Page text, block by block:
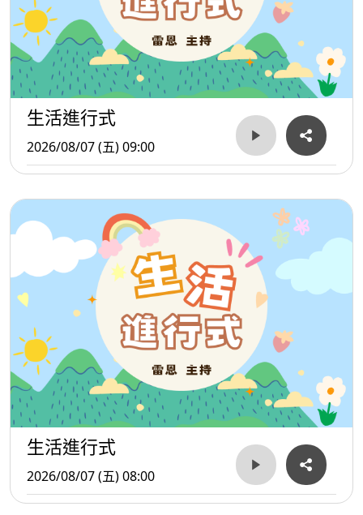
生活進行式
2026/08/07 (五) 09:00
生活進行式
2026/08/07 (五) 08:00